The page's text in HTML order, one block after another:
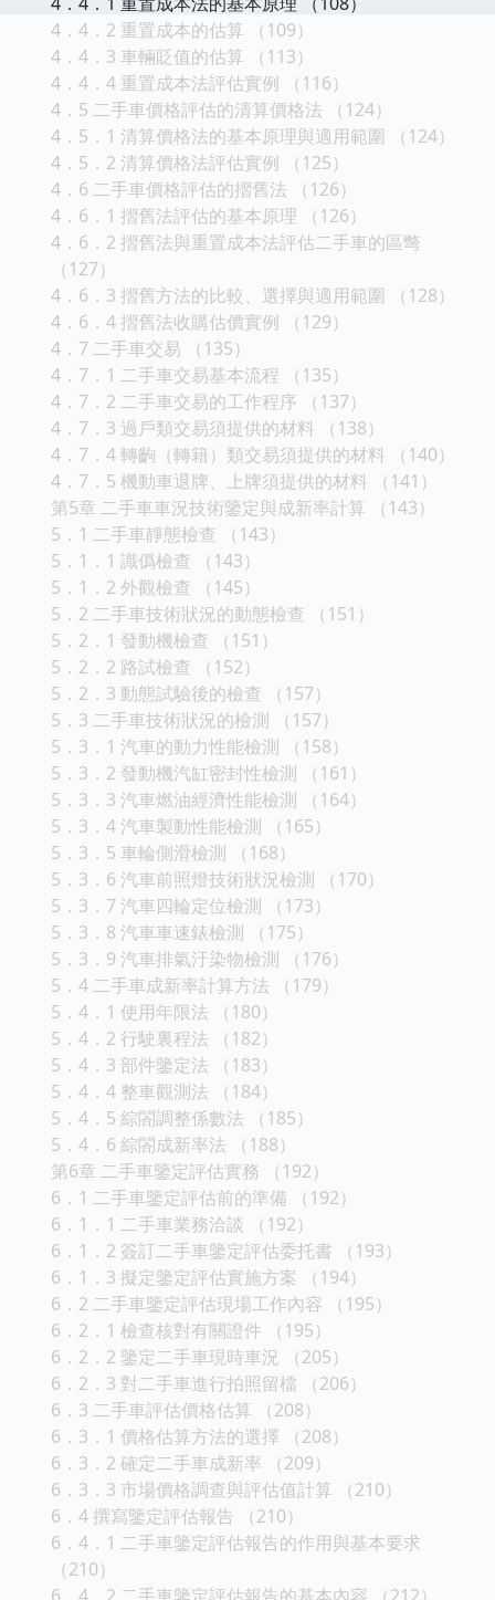
4．4．2 重置成本的估算 （109）
4．4．3 車輛貶值的估算 （113）
4．4．4 重置成本法評估實例 （116）
4．5 二手車價格評估的清算價格法 （124）
4．5．1 清算價格法的基本原理與適用範圍 （124）
4．5．2 清算價格法評估實例 （125）
4．6 二手車價格評估的摺舊法 （126）
4．6．1 摺舊法評估的基本原理 （126）
4．6．2 摺舊法與重置成本法評估二手車的區彆
（127）
4．6．3 摺舊方法的比較、選擇與適用範圍 （128）
4．6．4 摺舊法收購估價實例 （129）
4．7 二手車交易 （135）
4．7．1 二手車交易基本流程 （135）
4．7．2 二手車交易的工作程序 （137）
4．7．3 過戶類交易須提供的材料 （138）
4．7．4 轉齣（轉籍）類交易須提供的材料 （140）
4．7．5 機動車退牌、上牌須提供的材料 （141）
第5章 二手車車況技術鑒定與成新率計算 （143）
5．1 二手車靜態檢查 （143）
5．1．1 識僞檢查 （143）
5．1．2 外觀檢查 （145）
5．2 二手車技術狀況的動態檢查 （151）
5．2．1 發動機檢查 （151）
5．2．2 路試檢查 （152）
5．2．3 動態試驗後的檢查 （157）
5．3 二手車技術狀況的檢測 （157）
5．3．1 汽車的動力性能檢測 （158）
5．3．2 發動機汽缸密封性檢測 （161）
5．3．3 汽車燃油經濟性能檢測 （164）
5．3．4 汽車製動性能檢測 （165）
5．3．5 車輪側滑檢測 （168）
5．3．6 汽車前照燈技術狀況檢測 （170）
5．3．7 汽車四輪定位檢測 （173）
5．3．8 汽車車速錶檢測 （175）
5．3．9 汽車排氣汙染物檢測 （176）
5．4 二手車成新率計算方法 （179）
5．4．1 使用年限法 （180）
5．4．2 行駛裏程法 （182）
5．4．3 部件鑒定法 （183）
5．4．4 整車觀測法 （184）
5．4．5 綜閤調整係數法 （185）
5．4．6 綜閤成新率法 （188）
第6章 二手車鑒定評估實務 （192）
6．1 二手車鑒定評估前的準備 （192）
6．1．1 二手車業務洽談 （192）
6．1．2 簽訂二手車鑒定評估委托書 （193）
6．1．3 擬定鑒定評估實施方案 （194）
6．2 二手車鑒定評估現場工作內容 （195）
6．2．1 檢查核對有關證件 （195）
6．2．2 鑒定二手車現時車況 （205）
6．2．3 對二手車進行拍照留檔 （206）
6．3 二手車評估價格估算 （208）
6．3．1 價格估算方法的選擇 （208）
6．3．2 確定二手車成新率 （209）
6．3．3 市場價格調查與評估值計算 （210）
6．4 撰寫鑒定評估報告 （210）
6．4．1 二手車鑒定評估報告的作用與基本要求
（210）